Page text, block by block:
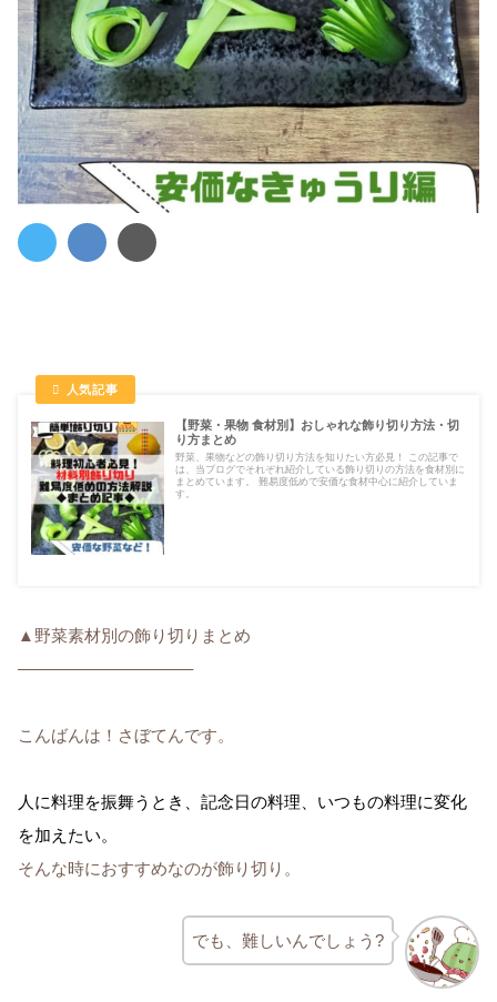
【野菜・果物 食材別】おしゃれな飾り切り方法・切
り方まとめ
野菜、果物などの飾り切り方法を知りたい方必見！ この記事で
は、当ブログでそれぞれ紹介している飾り切りの方法を食材別に
まとめています。 難易度低めで安価な食材中心に紹介していま
す。
▲野菜素材別の飾り切りまとめ
——————————–
こんばんは！さぼてんです。
人に料理を振舞うとき、記念日の料理、いつもの料理に変化
を加えたい。
そんな時におすすめなのが飾り切り。
でも、難しいんでしょう?